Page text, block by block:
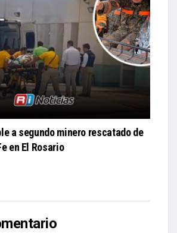
a segundo minero rescatado de
en El Rosario